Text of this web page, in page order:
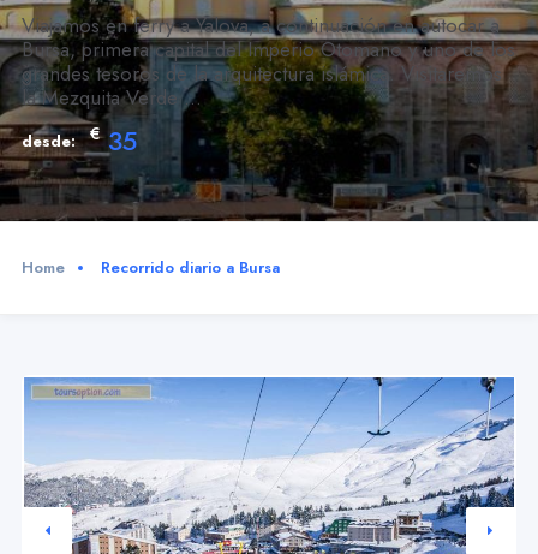
Viajamos en ferry a Yalova, a continuación en autocar a
Bursa, primera capital del Imperio Otomano y uno de los
grandes tesoros de la arquitectura islámica. Visitaremos
la Mezquita Verde ...
desde: € 35
Home Recorrido diario a Bursa